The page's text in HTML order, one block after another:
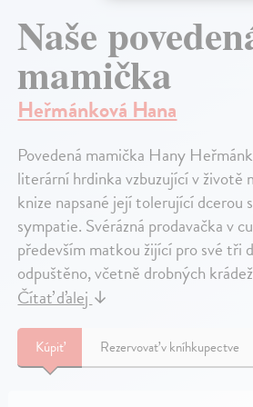
Naše
mamička
Heřmánková Hana
Povedená mamička Hany
literární hrdinka vzbuzující v životě
knize napsané její tolerující dcerou
sympatie. Svérázná prodavačka v
především matkou žijící pro své tři
odpuštěno, včetně drobných
Čítať ďalej ↓
Kúpiť Rezervovať v kníhkupectve